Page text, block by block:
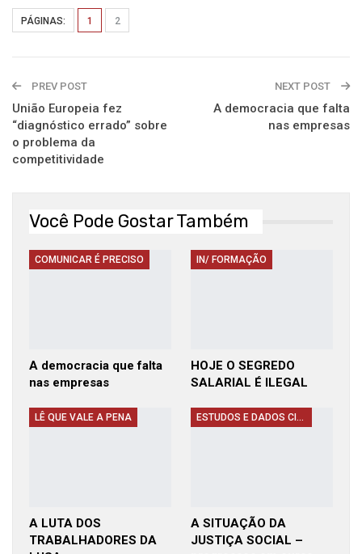
PÁGINAS: 1 2
PREV POST
União Europeia fez
“diagnóstico errado” sobre
o problema da
competitividade
NEXT POST
A democracia que falta
nas empresas
Você Pode Gostar Também
COMUNICAR É PRECISO
A democracia que falta
nas empresas
IN/ FORMAÇÃO
HOJE O SEGREDO
SALARIAL É ILEGAL
LÊ QUE VALE A PENA
A LUTA DOS
TRABALHADORES DA
ESTUDOS E DADOS CIENTIFICOS
A SITUAÇÃO DA
JUSTIÇA SOCIAL –